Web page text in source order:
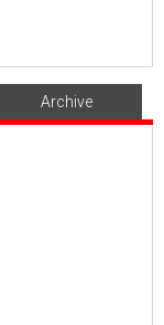
Archive